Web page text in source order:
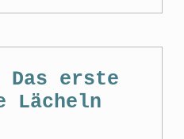
Das erste
Lächeln